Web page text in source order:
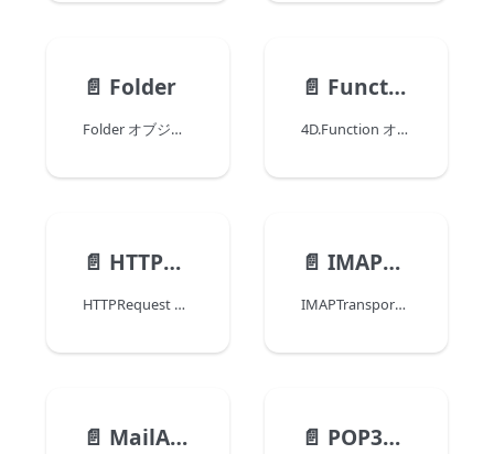
📄️ Folder
Folder オブジェクトは Folder コマンドによって作成されます。 これらのオブジェクトには、(実在しているか否かに関わらず) フォルダーへの参照が格納されます。 たとえば、新規フォルダーを作成するために Folder コマンドを実行した場合、有効な Folder オブジェクトが作成されますが、folder.create() 関数を呼び出すまで、ディスク上にはなにも保存されていません。
📄️ Function
4D.Function オブジェクトにはコードが格納されています。 このコードは () 演算子を使用して、または apply() や call() 関数を使用して呼び出すことができます。 4D では 3種類の Function オブジェクトが利用できます:
📄️ HTTPRequest
HTTPRequest クラスを使って、HTTPRequest オブジェクト を扱うことができます。 このオブジェクトは、HTTPサーバーへのリクエストの設定と送信、および HTTPサーバーのレスポンスを処理するのに使用します。
📄️ IMAPTransporter
IMAPTransporter クラスを使って、IMAP メールサーバーからメッセージを取得することができます。
📄️ MailAttachment 📄️ POP3Transporter